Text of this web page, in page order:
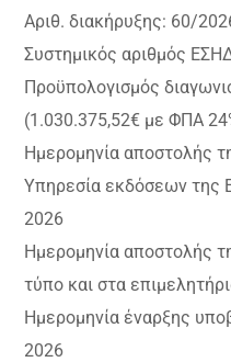
Αριθ. διακήρυξης: 60/
Συστημικός αριθμός
Προϋπολογισμός
(1.030.375,52€ με ΦΠΑ
Ημερομηνία αποστολής
Υπηρεσία εκδόσεων της
2026
Ημερομηνία αποστολής
τύπο και στα
Ημερομηνία έναρξης
2026